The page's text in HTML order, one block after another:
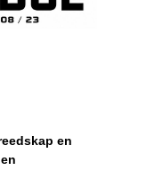
en